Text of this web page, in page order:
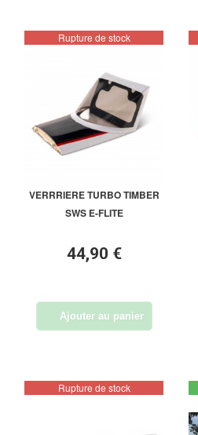
Rupture de stock
VERRRIERE TURBO TIMBER
SWS E-FLITE
44,90 €
Ajouter au panier
Rupture de stock